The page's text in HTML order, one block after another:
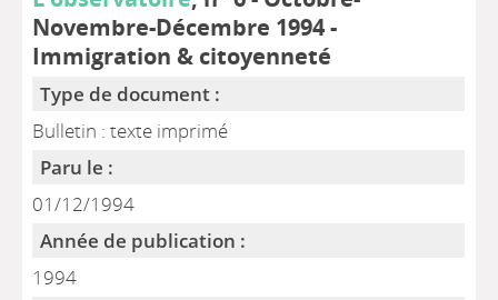
Novembre-Décembre 1994 -
Immigration & citoyenneté
Type de document :
Bulletin : texte imprimé
Paru le :
01/12/1994
Année de publication :
1994